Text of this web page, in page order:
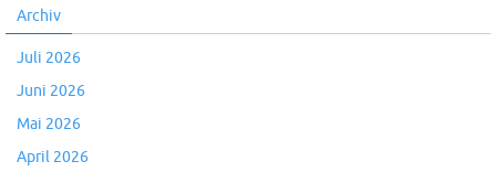
Archiv
Juli 2026
Juni 2026
Mai 2026
April 2026